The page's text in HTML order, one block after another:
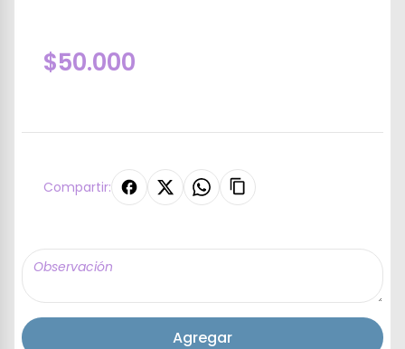
$50.000
Compartir:
Agregar